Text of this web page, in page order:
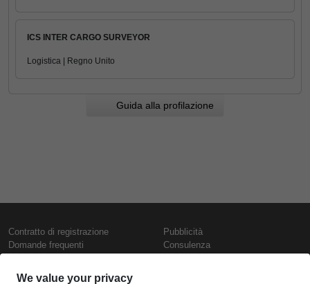
ICS INTER CARGO SURVEYOR
Logistica | Regno Unito
Guida alla profilazione
Contratto di registrazione
Domande frequenti
Presentazione
Pubblicità
Consulenza